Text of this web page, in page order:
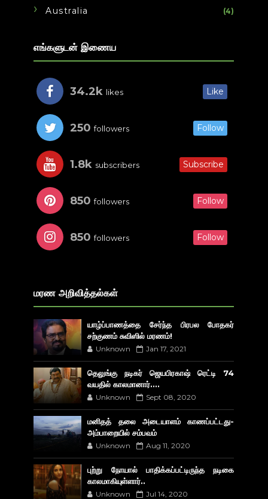
Australia (4)
எங்களுடன் இணைய
34.2k likes Like
250 followers Follow
1.8k subscribers Subscribe
850 followers Follow
850 followers Follow
மரண அறிவித்தல்கள்
யாழ்ப்பாணத்தை சேர்ந்த பிரபல போதகர்
சற்குணம் சுவிஸில் மரணம்!
Unknown Jan 17, 2021
தெலுங்கு நடிகர் ஜெயபிரகாஷ் ரெட்டி 74
வயதில் காலமானார்....
Unknown Sept 08, 2020
மனிதத் தலை அடையாளம் காணப்பட்டது-
அம்பாறையில் சம்பவம்
Unknown Aug 11, 2020
புற்று நோயால் பாதிக்கப்பட்டிருந்த நடிகை
காலமாகியுள்ளார்..
Unknown Jul 14, 2020